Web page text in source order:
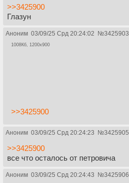
>>3425900
Глазун
Аноним 03/09/25 Срд 20:24:02 №3425903
1008Кб, 1200x900
>>3425900
Аноним 03/09/25 Срд 20:24:23 №3425905
>>3425900
все что осталось от петровича
Аноним 03/09/25 Срд 20:24:43 №3425906